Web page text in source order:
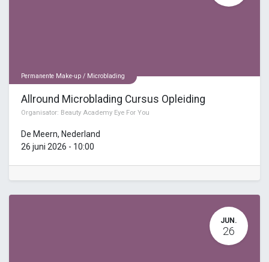
Permanente Make-up / Microblading
Allround Microblading Cursus Opleiding
Organisator: Beauty Academy Eye For You
De Meern, Nederland
26 juni 2026 - 10:00
JUN.
26